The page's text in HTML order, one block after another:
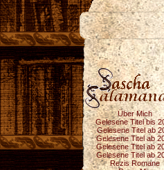
Über Mich
Gelesene Titel bis
Gelesene Titel ab
Gelesene Titel ab
Gelesene Titel ab
Gelesene Titel ab
Rezis Romane